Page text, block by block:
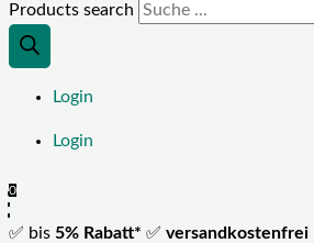
Products search
Login
Login
0
✅ bis 5% Rabatt* ✅ versandkostenfrei